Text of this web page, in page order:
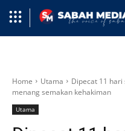
Home Utama
Dipecat 11 hari
menang semakan kehakiman
Utama